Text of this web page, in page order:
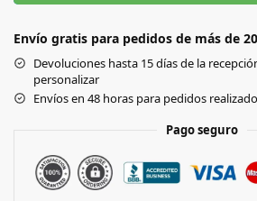
Envío gratis para pedidos de más de
Devoluciones hasta 15 días de la
personalizar
Envíos en 48 horas para pedidos
Pago seguro